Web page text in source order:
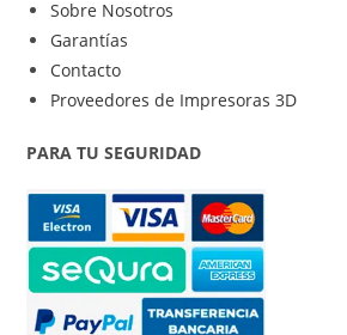
Sobre Nosotros
Garantías
Contacto
Proveedores de Impresoras 3D
PARA TU SEGURIDAD